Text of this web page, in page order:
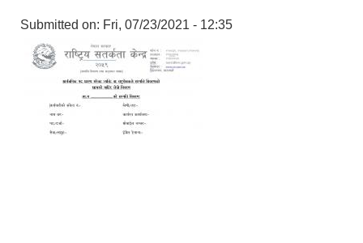
Submitted on: Fri, 07/23/2021 - 12:35